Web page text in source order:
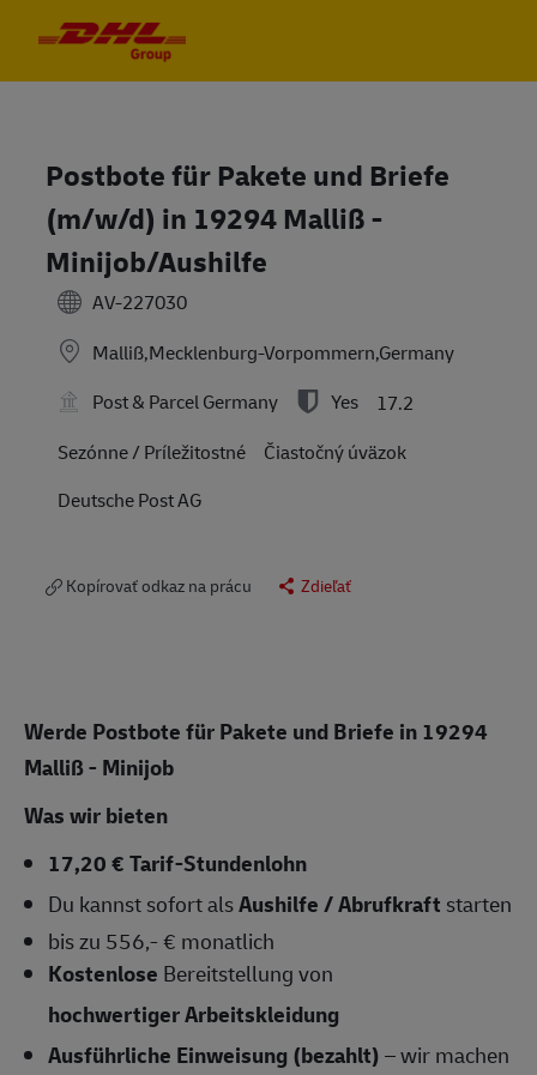
Postbote für Pakete und Briefe
(m/w/d) in 19294 Malliß -
Minijob/Aushilfe
AV-227030
Malliß,Mecklenburg-Vorpommern,Germany
Post & Parcel Germany
Yes
17.2
Sezónne / Príležitostné
Čiastočný úväzok
Deutsche Post AG
Kopírovať odkaz na prácu Zdieľať
Werde Postbote für Pakete und Briefe in 19294
Malliß - Minijob
Was wir bieten
17,20 € Tarif-Stundenlohn
Du kannst sofort alsAushilfe / Abrufkraft starten
bis zu 556,- € monatlich
Kostenlose Bereitstellung von
hochwertiger Arbeitskleidung
Ausführliche Einweisung (bezahlt)– wir machen